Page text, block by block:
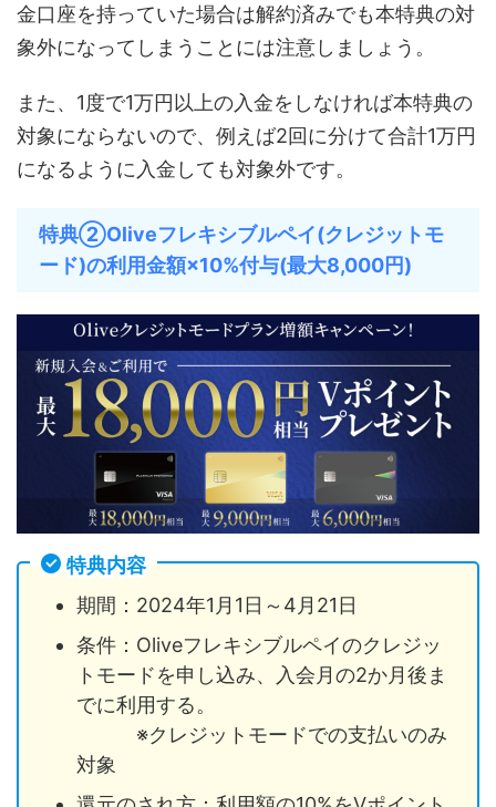
金口座を持っていた場合は解約済みでも本特典の対
象外になってしまうことには注意しましょう。
また、1度で1万円以上の入金をしなければ本特典の
対象にならないので、例えば2回に分けて合計1万円
になるように入金しても対象外です。
特典②Oliveフレキシブルペイ(クレジットモ
ード)の利用金額×10%付与(最大8,000円)
特典内容
期間：2024年1月1日～4月21日
条件：Oliveフレキシブルペイのクレジッ
トモードを申し込み、入会月の2か月後ま
でに利用する。
※クレジットモードでの支払いのみ
対象